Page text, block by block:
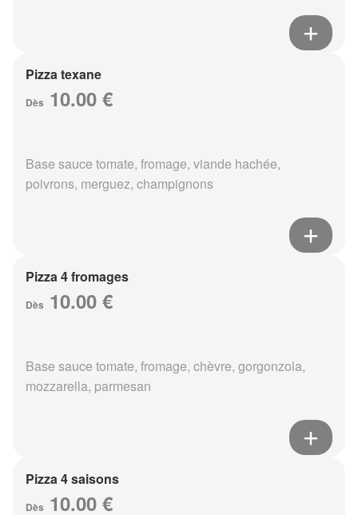
Pizza texane
Dès 10.00 €
Base sauce tomate, fromage, viande hachée,
poivrons, merguez, champignons
Pizza 4 fromages
Dès 10.00 €
Base sauce tomate, fromage, chèvre, gorgonzola,
mozzarella, parmesan
Pizza 4 saisons
Dès 10.00 €